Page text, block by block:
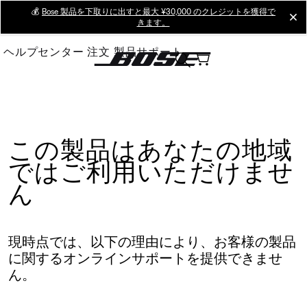
Main
💰 Bose 製品を下取りに出すと最大 ¥30,000 のクレジットを獲得で
きます。
ヘルプセンター 注文 製品サポート
この製品はあなたの地域
ではご利用いただけませ
ん
現時点では、以下の理由により、お客様の製品
に関するオンラインサポートを提供できませ
ん。